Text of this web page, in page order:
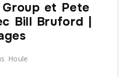
et Pete
Bill Bruford |
Houle